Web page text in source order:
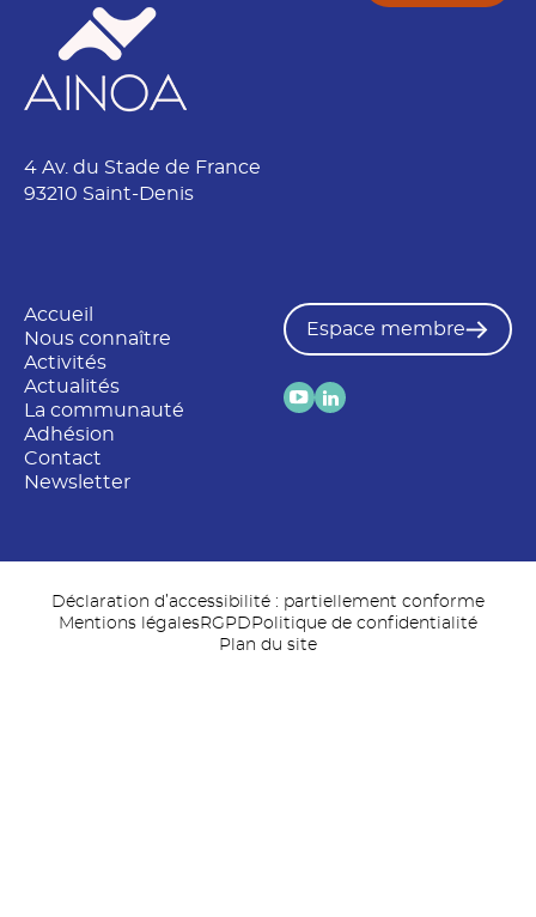
4 Av. du Stade de France
93210 Saint-Denis
Accueil
Nous connaître
Activités
Actualités
La communauté
Adhésion
Contact
Newsletter
Espace membre
Déclaration d’accessibilité : partiellement conforme
Mentions légalesRGPD Politique de confidentialité
Plan du site